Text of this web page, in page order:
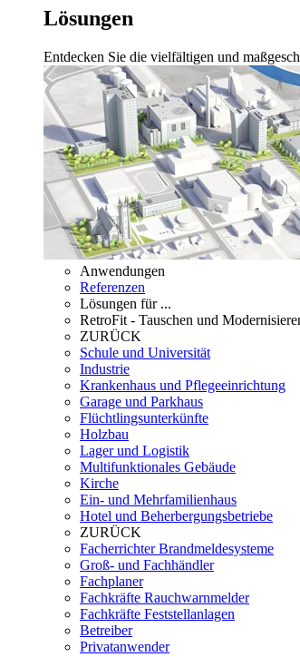
Lösungen
Entdecken Sie die vielfältigen und
Anwendungen
Referenzen
Lösungen für ...
RetroFit - Tauschen und
ZURÜCK
Schule und Universität
Industrie
Krankenhaus und Pflegeeinrichtung
Garage und Parkhaus
Flüchtlingsunterkünfte
Holzbau
Lager und Logistik
Multifunktionales Gebäude
Kirche
Ein- und Mehrfamilienhaus
Hotel und Beherbergungsbetriebe
ZURÜCK
Facherrichter Brandmeldesysteme
Groß- und Fachhändler
Fachplaner
Fachkräfte Rauchwarnmelder
Fachkräfte Feststellanlagen
Betreiber
Privatanwender